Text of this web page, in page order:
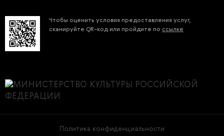
Чтобы оценить условия предоставления услуг,
сканируйте QR-код или пройдите по ссылке
Политика конфиденциальности